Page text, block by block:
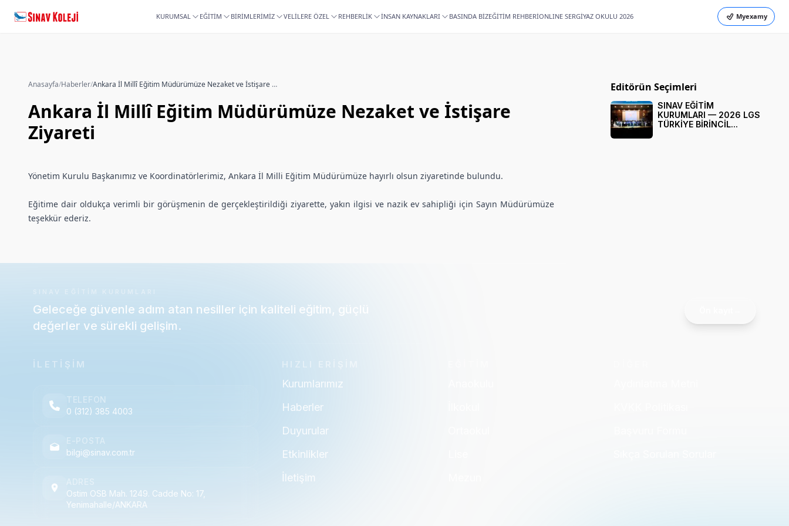
KURUMSAL EĞİTİM BİRİMLERİMİZ VELİLERE ÖZEL REHBERLİK İNSAN KAYNAKLARI BASINDA BİZEĞİTİM REHBERİONLINE SERGİYAZ OKULU 2026 Myexamy
Editörün Seçimleri
SINAV EĞİTİM
KURUMLARI — 2026 LGS
TÜRKİYE BİRİNCİL...
Anasayfa/Haberler/ Ankara İl Millî Eğitim Müdürümüze Nezaket ve İstişare Ziyareti
Ankara İl Millî Eğitim Müdürümüze Nezaket ve İstişare
Ziyareti
Yönetim Kurulu Başkanımız ve Koordinatörlerimiz, Ankara İl Milli Eğitim Müdürümüze hayırlı olsun ziyaretinde bulundu.
Eğitime dair oldukça verimli bir görüşmenin de gerçekleştirildiği ziyarette, yakın ilgisi ve nazik ev sahipliği için Sayın Müdürümüze
teşekkür ederiz.
Geleceğe güvenle adım atan nesiller için kaliteli eğitim, güçlü
değerler ve sürekli gelişim.
İLETİŞİM
TELEFON
0 (312) 385 4003
E-POSTA
bilgi@sinav.com.tr
Ostim OSB Mah. 1249. Cadde No: 17,
Yenimahalle/ANKARA
HIZLI ERİŞİM
Kurumlarımız
Haberler
Duyurular
Etkinlikler
İletişim